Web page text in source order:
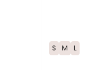
S M L